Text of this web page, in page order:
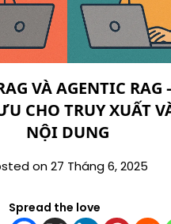
VÀ AGENTIC RAG
CHO TRUY XUẤT
NỘI DUNG
on 27 Tháng 6, 2025
Spread the love